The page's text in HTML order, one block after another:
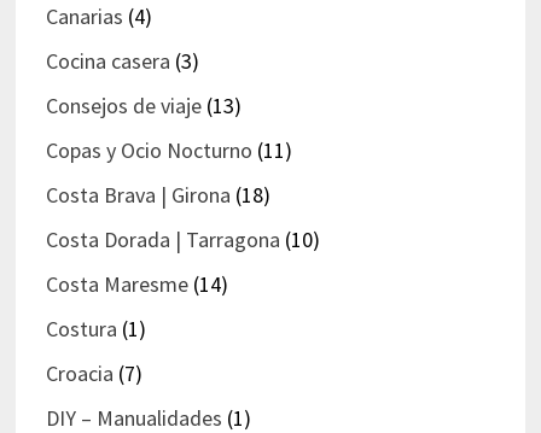
Canarias (4)
Cocina casera (3)
Consejos de viaje(13)
Copas y Ocio Nocturno (11)
Costa Brava | Girona (18)
Costa Dorada | Tarragona (10)
Costa Maresme(14)
Costura (1)
Croacia (7)
DIY – Manualidades (1)